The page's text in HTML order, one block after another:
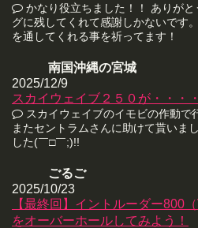
かなり役立ちました！！ ありが
グに残してくれて感謝しかないです
を通してくれる事を祈ってます！
南国沖縄の宮城
2025/12/9
スカイウェイブ２５０が・・・・
スカイウェイブのイモビの作動で
またセントラムさんに助けて貰いま
した(￣□￣;)!!
ごるご
2025/10/23
【最終回】イントルーダー800
をオーバーホールしてみよう！